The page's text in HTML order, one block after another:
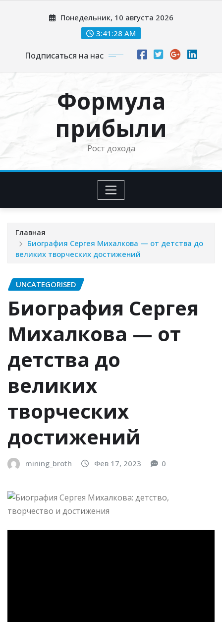
Понедельник, 10 августа 2026
3:41:29 AM
Подписаться на нас
Формула
прибыли
Рост дохода
Главная
Биография Сергея Михалкова — от детства до
великих творческих достижений
UNCATEGORISED
Биография Сергея
Михалкова — от
детства до
великих
творческих
достижений
mining_broth Фев 17, 2023 0